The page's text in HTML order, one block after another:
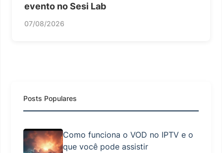
evento no Sesi Lab
07/08/2026
Posts Populares
Como funciona o VOD no IPTV e o
que você pode assistir